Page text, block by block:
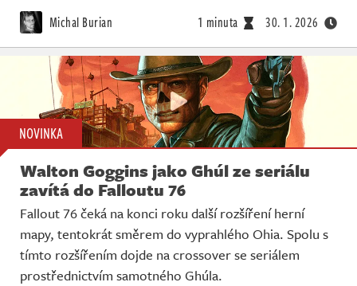
Michal Burian 1 minuta 30. 1. 2026
NOVINKA
Walton Goggins jako Ghúl ze seriálu
zavítá do Falloutu 76
Fallout 76 čeká na konci roku další rozšíření herní
mapy, tentokrát směrem do vyprahlého Ohia. Spolu s
tímto rozšířením dojde na crossover se seriálem
prostřednictvím samotného Ghúla.